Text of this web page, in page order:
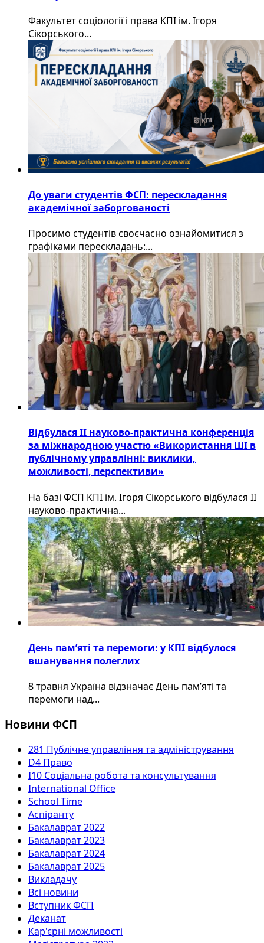
Факультет соціології і права КПІ ім. Ігоря
Сікорського...
До уваги студентів ФСП: перескладання
академічної заборгованості
Просимо студентів своєчасно ознайомитися з
графіками перескладань:...
Відбулася ІІ науково-практична конференція
за міжнародною участю «Використання ШІ в
публічному управлінні: виклики,
можливості, перспективи»
На базі ФСП КПІ ім. Ігоря Сікорського відбулася ІІ
науково-практична...
День пам’яті та перемоги: у КПІ відбулося
вшанування полеглих
8 травня Україна відзначає День пам’яті та
перемоги над...
Новини ФСП
281 Публічне управління та адміністрування
D4 Право
I10 Соціальна робота та консультування
International Office
School Time
Аспіранту
Бакалаврат 2022
Бакалаврат 2023
Бакалаврат 2024
Бакалаврат 2025
Викладачу
Всі новини
Вступник ФСП
Деканат
Кар'єрні можливості